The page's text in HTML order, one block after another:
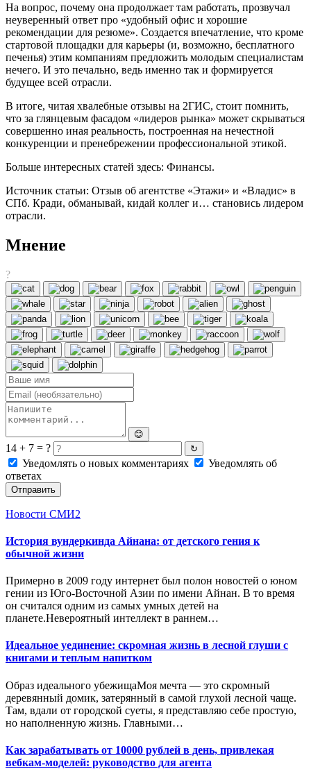
На вопрос, почему она продолжает там работать, прозвучал
неуверенный ответ про «удобный офис и хорошие
рекомендации для резюме». Создается впечатление, что кроме
стартовой площадки для карьеры (и, возможно, бесплатного
печенья) этим компаниям предложить молодым специалистам
нечего. И это печально, ведь именно так и формируется
будущее всей отрасли.
В итоге, читая хвалебные отзывы на 2ГИС, стоит помнить,
что за глянцевым фасадом «лидеров рынка» может скрываться
совершенно иная реальность, построенная на нечестной
конкуренции и пренебрежении профессиональной этикой.
Больше интересных статей здесь: Финансы.
Источник статьи: Отзыв об агентстве «Этажи» и «Владис» в
СПб. Кради, обманывай, кидай коллег и… становись лидером
отрасли.
Мнение
?
😊
14 + 7 = ? ↻
Уведомлять о новых комментариях
Уведомлять об
ответах
Отправить
Новости СМИ2
История вундеркинда Айнана: от детского гения к
обычной жизни
Примерно в 2009 году интернет был полон новостей о юном
гении из Юго-Восточной Азии по имени Айнан. В то время
он считался одним из самых умных детей на
планете.Невероятный интеллект в раннем…
Идеальное уединение: скромная жизнь в лесной глуши с
книгами и теплым напитком
Образ идеального убежищаМоя мечта — это скромный
деревянный домик, затерянный в самой глухой лесной чаще.
Там, вдали от городской суеты, я представляю себе простую,
но наполненную жизнь. Главными…
Как зарабатывать от 10000 рублей в день, привлекая
вебкам-моделей: руководство для агента